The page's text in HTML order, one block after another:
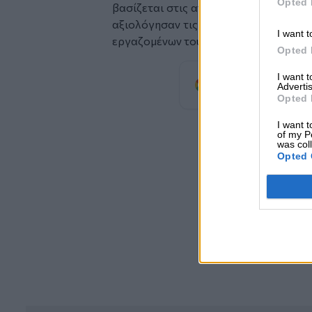
I want
Opted
I want
Opted
I want
of my
was
Opted
βασίζεται στις απόψεις 3.571
αξιολόγησαν τις 150 μεγαλύτερες
εργαζομένων τους.
προτιμώμενη